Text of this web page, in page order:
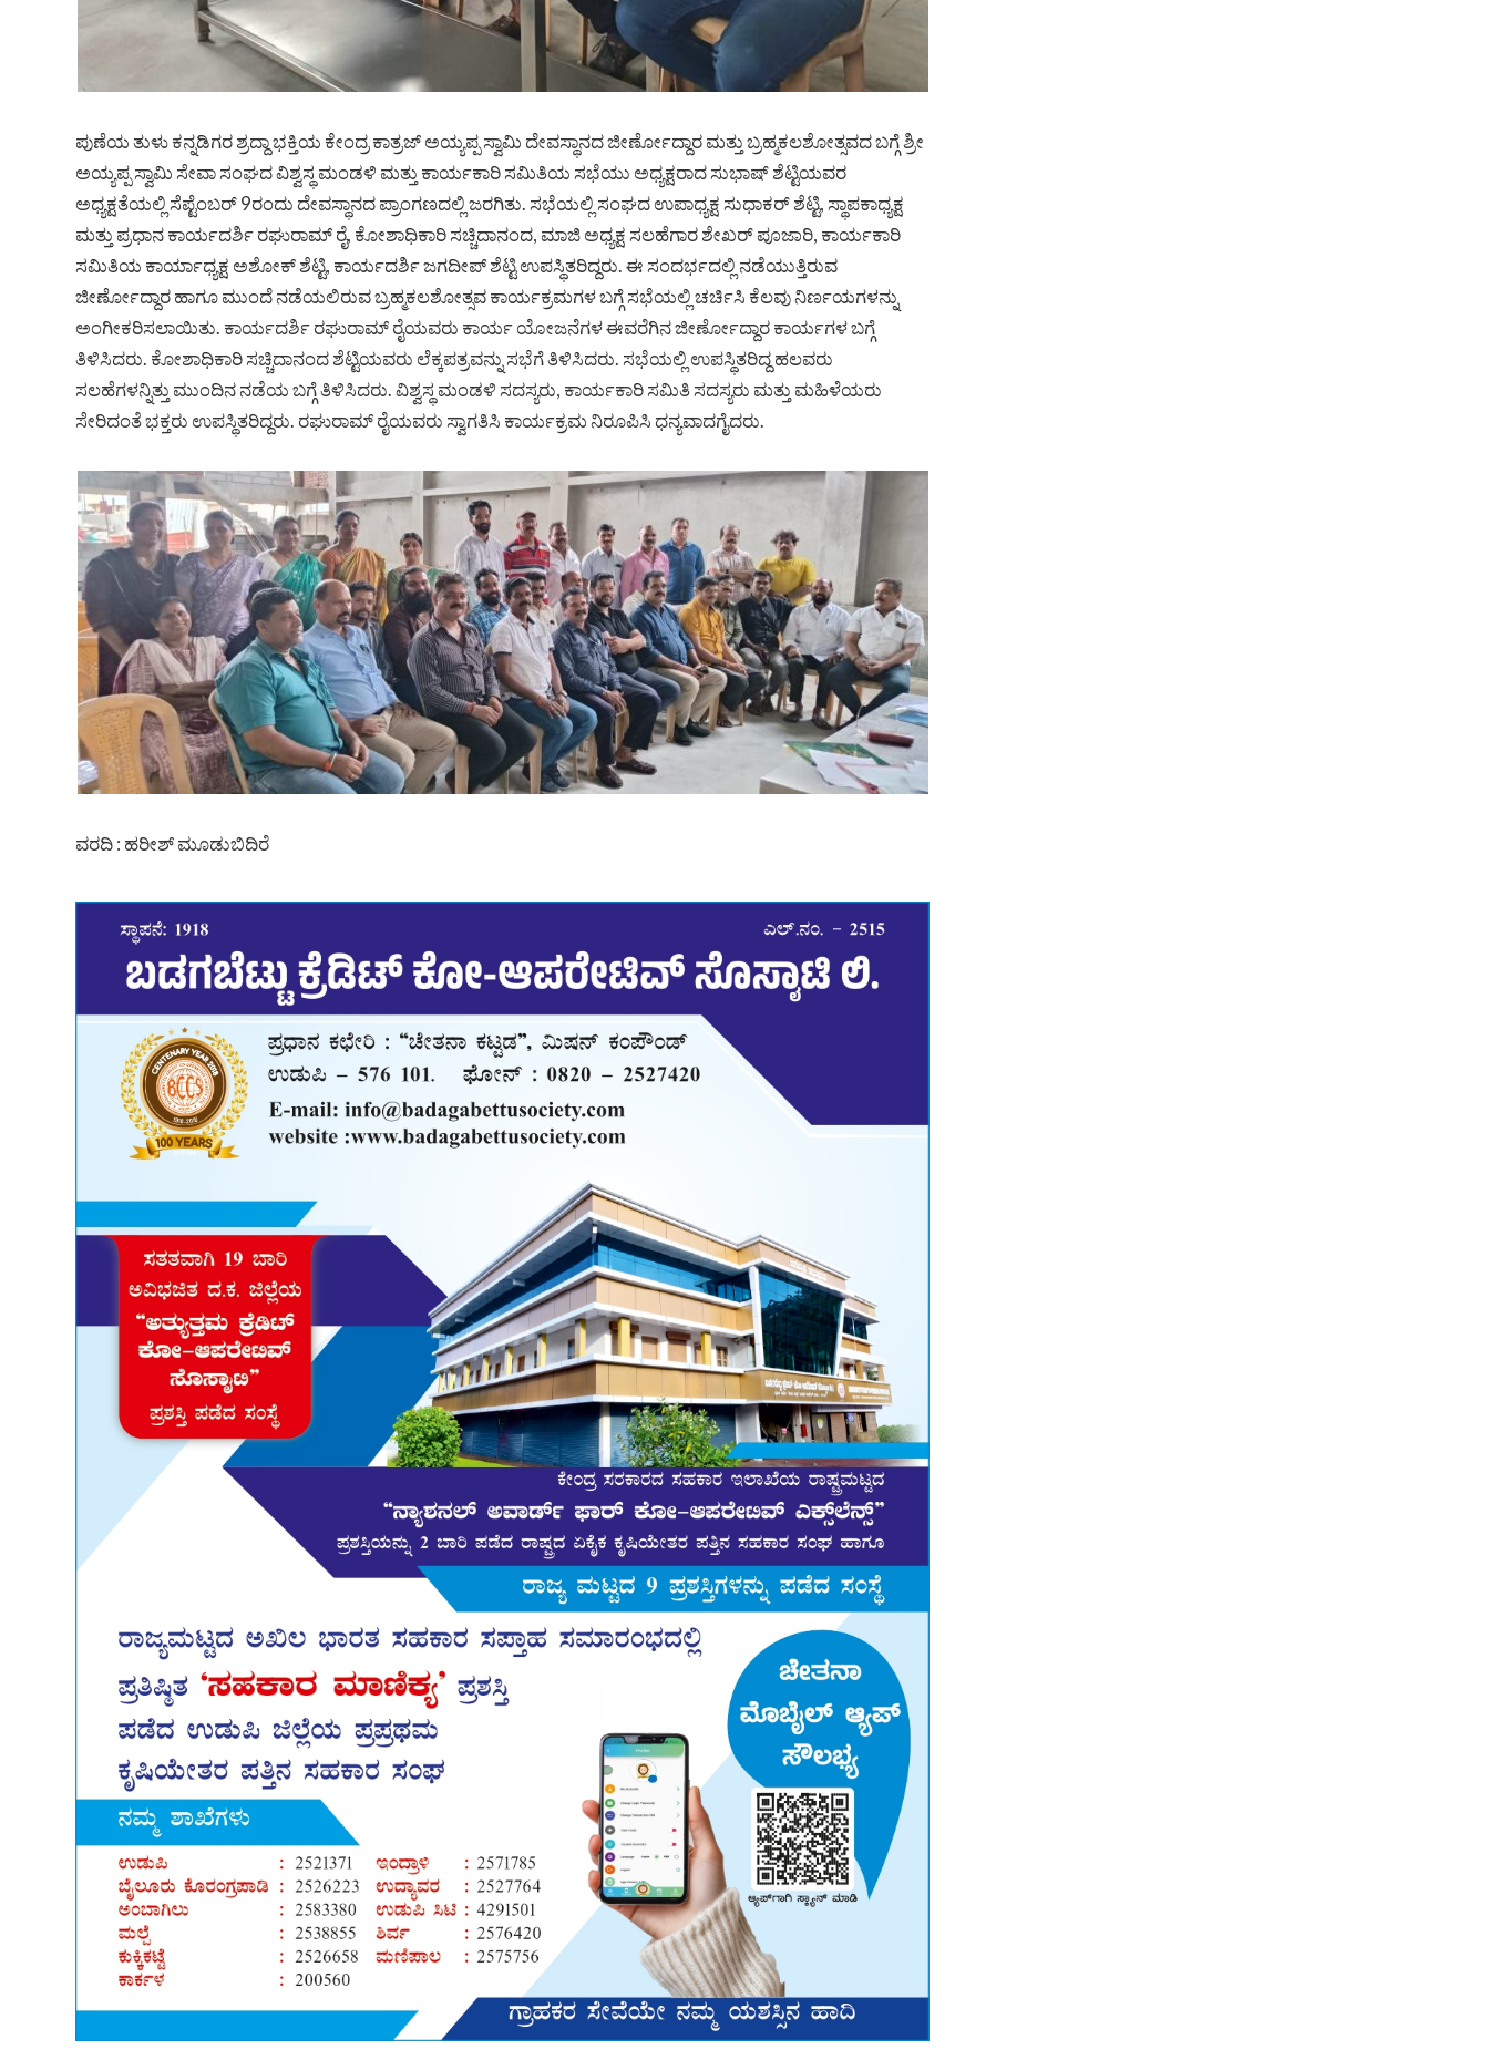
ಪುಣೆಯ ತುಳು ಕನ್ನಡಿಗರ ಶ್ರದ್ದಾ ಭಕ್ತಿಯ ಕೇಂದ್ರ ಕಾತ್ರಜ್ ಅಯ್ಯಪ್ಪ ಸ್ವಾಮಿ ದೇವಸ್ಥಾನದ ಜೀರ್ಣೋದ್ದಾರ ಮತ್ತು ಬ್ರಹ್ಮಕಲಶೋತ್ಸವದ ಬಗ್ಗೆ ಶ್ರೀ
ಅಯ್ಯಪ್ಪ ಸ್ವಾಮಿ ಸೇವಾ ಸಂಘದ ವಿಶ್ವಸ್ಥ ಮಂಡಳಿ ಮತ್ತು ಕಾರ್ಯಕಾರಿ ಸಮಿತಿಯ ಸಭೆಯು ಅಧ್ಯಕ್ಷರಾದ ಸುಭಾಷ್ ಶೆಟ್ಟಿಯವರ
ಅಧ್ಯಕ್ಷತೆಯಲ್ಲಿ ಸೆಪ್ಟೆಂಬರ್ 9ರಂದು ದೇವಸ್ಥಾನದ ಪ್ರಾಂಗಣದಲ್ಲಿ ಜರಗಿತು. ಸಭೆಯಲ್ಲಿ ಸಂಘದ ಉಪಾಧ್ಯಕ್ಷ ಸುಧಾಕರ್ ಶೆಟ್ಟಿ, ಸ್ಥಾಪಕಾಧ್ಯಕ್ಷ
ಮತ್ತು ಪ್ರಧಾನ ಕಾರ್ಯದರ್ಶಿ ರಘುರಾಮ್ ರೈ, ಕೋಶಾಧಿಕಾರಿ ಸಚ್ಚಿದಾನಂದ, ಮಾಜಿ ಅಧ್ಯಕ್ಷ ಸಲಹೆಗಾರ ಶೇಖರ್ ಪೂಜಾರಿ, ಕಾರ್ಯಕಾರಿ
ಸಮಿತಿಯ ಕಾರ್ಯಾಧ್ಯಕ್ಷ ಅಶೋಕ್ ಶೆಟ್ಟಿ, ಕಾರ್ಯದರ್ಶಿ ಜಗದೀಪ್ ಶೆಟ್ಟಿ ಉಪಸ್ಥಿತರಿದ್ದರು. ಈ ಸಂದರ್ಭದಲ್ಲಿ ನಡೆಯುತ್ತಿರುವ
ಜೀರ್ಣೋದ್ದಾರ ಹಾಗೂ ಮುಂದೆ ನಡೆಯಲಿರುವ ಬ್ರಹ್ಮಕಲಶೋತ್ಸವ ಕಾರ್ಯಕ್ರಮಗಳ ಬಗ್ಗೆ ಸಭೆಯಲ್ಲಿ ಚರ್ಚಿಸಿ ಕೆಲವು ನಿರ್ಣಯಗಳನ್ನು
ಅಂಗೀಕರಿಸಲಾಯಿತು. ಕಾರ್ಯದರ್ಶಿ ರಘುರಾಮ್ ರೈಯವರು ಕಾರ್ಯ ಯೋಜನೆಗಳ ಈವರೆಗಿನ ಜೀರ್ಣೋದ್ದಾರ ಕಾರ್ಯಗಳ ಬಗ್ಗೆ
ತಿಳಿಸಿದರು. ಕೋಶಾಧಿಕಾರಿ ಸಚ್ಚಿದಾನಂದ ಶೆಟ್ಟಿಯವರು ಲೆಕ್ಕಪತ್ರವನ್ನು ಸಭೆಗೆ ತಿಳಿಸಿದರು. ಸಭೆಯಲ್ಲಿ ಉಪಸ್ಥಿತರಿದ್ದ ಹಲವರು
ಸಲಹೆಗಳನ್ನಿತ್ತು ಮುಂದಿನ ನಡೆಯ ಬಗ್ಗೆ ತಿಳಿಸಿದರು. ವಿಶ್ವಸ್ಥ ಮಂಡಳಿ ಸದಸ್ಯರು, ಕಾರ್ಯಕಾರಿ ಸಮಿತಿ ಸದಸ್ಯರು ಮತ್ತು ಮಹಿಳೆಯರು
ಸೇರಿದಂತೆ ಭಕ್ತರು ಉಪಸ್ಥಿತರಿದ್ದರು. ರಘುರಾಮ್ ರೈಯವರು ಸ್ವಾಗತಿಸಿ ಕಾರ್ಯಕ್ರಮ ನಿರೂಪಿಸಿ ಧನ್ಯವಾದಗೈದರು.
ವರದಿ : ಹರೀಶ್ ಮೂಡುಬಿದಿರೆ